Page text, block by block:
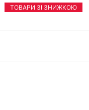
ТОВАРИ ЗІ ЗНИЖКОЮ